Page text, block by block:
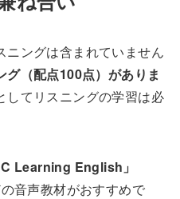
ニングは含まれていません
グ（配点100点）がありま
してリスニングの学習は必
Learning English」
音声教材がおすすめで